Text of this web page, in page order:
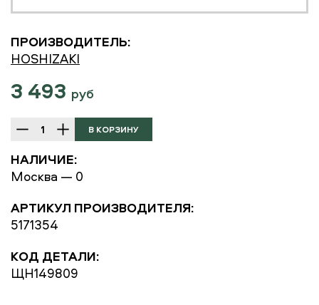
ПРОИЗВОДИТЕЛЬ:
HOSHIZAKI
3 493 руб
НАЛИЧИЕ:
Москва — 0
АРТИКУЛ ПРОИЗВОДИТЕЛЯ:
5171354
КОД ДЕТАЛИ:
ЩН149809